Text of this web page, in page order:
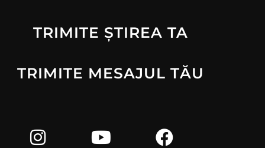
TRIMITE ȘTIREA TA
TRIMITE MESAJUL TĂU